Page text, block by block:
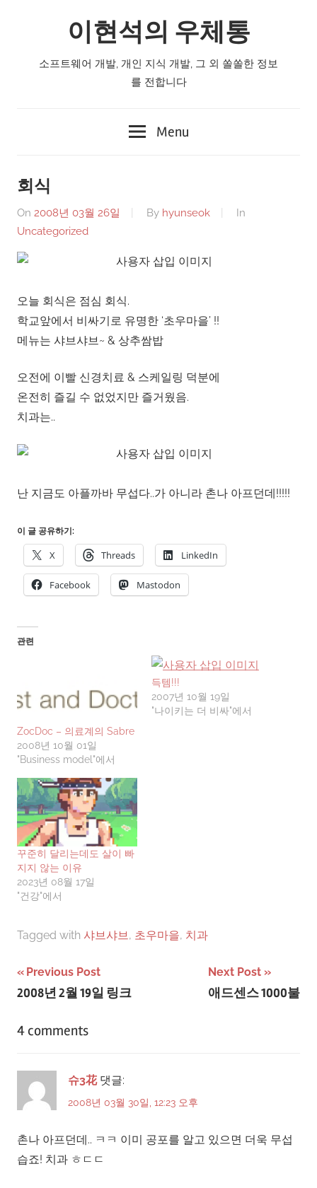
이현석의 우체통
소프트웨어 개발, 개인 지식 개발, 그 외 쏠쏠한 정보
를 전합니다
Menu
회식
On 2008년 03월 26일 By hyunseok
In
Uncategorized
오늘 회식은 점심 회식.
학교앞에서 비싸기로 유명한 ‘초우마을’ !!
메뉴는 샤브샤브~ & 상추쌈밥
오전에 이빨 신경치료 & 스케일링 덕분에
온전히 즐길 수 없었지만 즐거웠음.
치과는..
난 지금도 아플까바 무섭다..가 아니라 촌나 아프던데!!!!!
이 글 공유하기:
X Threads LinkedIn
Facebook Mastodon
관련
ZocDoc – 의료계의 Sabre
2008년 10월 01일
"Business model"에서
득템!!!
2007년 10월 19일
"나이키는 더 비싸"에서
꾸준히 달리는데도 살이 빠
지지 않는 이유
2023년 08월 17일
"건강"에서
Tagged with 샤브샤브, 초우마을, 치과
글
탐
색
Previous Post
2008년 2월 19일 링크
Next Post
애드센스 1000불
4 comments
슈3花 댓글:
2008년 03월 30일, 12:23 오후
촌나 아프던데.. ㅋㅋ 이미 공포를 알고 있으면 더욱 무섭
습죠! 치과 ㅎㄷㄷ